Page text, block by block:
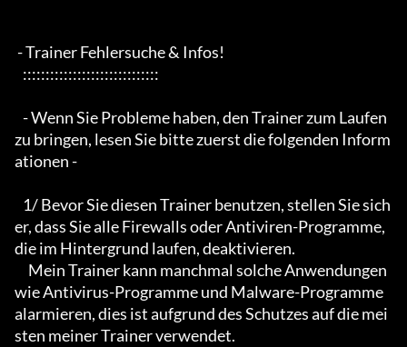
zu bringen, lesen Sie bitte zuerst die folgenden Inform
ationen -
er, dass Sie alle Firewalls oder Antiviren-Programme,
die im Hintergrund laufen, deaktivieren.
wie Antivirus-Programme und Malware-Programme
alarmieren, dies ist aufgrund des Schutzes auf die mei
sten meiner Trainer verwendet.